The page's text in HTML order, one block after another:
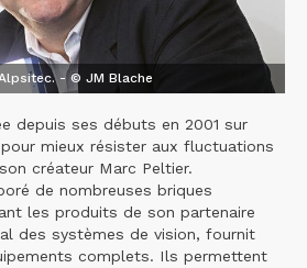
- © JM Blache
depuis ses débuts en 2001 sur
mieux résister aux fluctuations
créateur Marc Peltier.
de nombreuses briques
les produits de son partenaire
des systèmes de vision, fournit
complets. Ils permettent